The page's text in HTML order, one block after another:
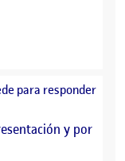
y por
para responder